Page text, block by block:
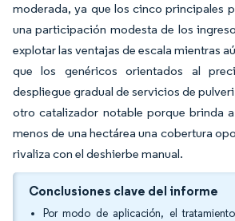
moderada, ya que los cinco principales
una participación modesta de los
explotar las ventajas de escala mientras
que los genéricos orientados al
despliegue gradual de servicios de
otro catalizador notable porque brinda
menos de una hectárea una cobertura
rivaliza con el deshierbe manual.
Conclusiones clave del informe
Por modo de aplicación, el